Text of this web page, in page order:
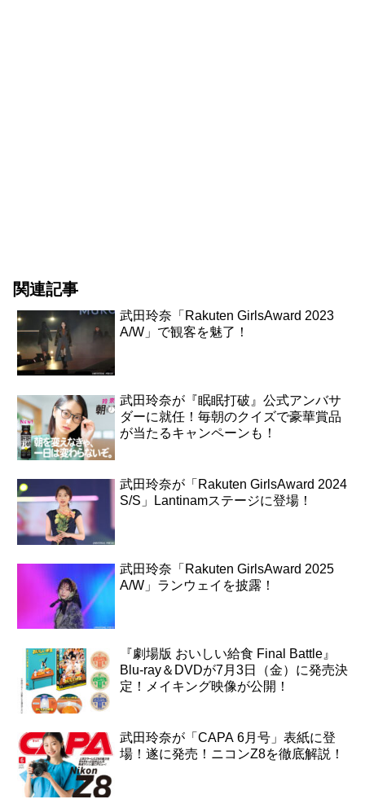
関連記事
武田玲奈「Rakuten GirlsAward 2023
A/W」で観客を魅了！
武田玲奈が『眠眠打破』公式アンバサ
ダーに就任！毎朝のクイズで豪華賞品
が当たるキャンペーンも！
武田玲奈が「Rakuten GirlsAward 2024
S/S」Lantinamステージに登場！
武田玲奈「Rakuten GirlsAward 2025
A/W」ランウェイを披露！
『劇場版 おいしい給食 Final Battle』
Blu-ray＆DVDが7月3日（金）に発売決
定！メイキング映像が公開！
武田玲奈が「CAPA 6月号」表紙に登
場！遂に発売！ニコンZ8を徹底解説！